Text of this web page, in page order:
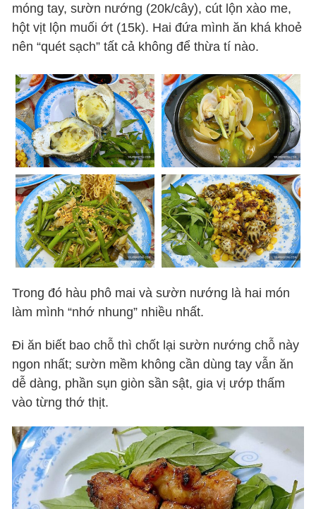
móng tay, sườn nướng (20k/cây), cút lộn xào me,
hột vịt lộn muối ớt (15k). Hai đứa mình ăn khá khoẻ
nên “quét sạch” tất cả không để thừa tí nào.
Trong đó hàu phô mai và sườn nướng là hai món
làm mình “nhớ nhung” nhiều nhất.
Đi ăn biết bao chỗ thì chốt lại sườn nướng chỗ này
ngon nhất; sườn mềm không cần dùng tay vẫn ăn
dễ dàng, phần sụn giòn sần sật, gia vị ướp thấm
vào từng thớ thịt.